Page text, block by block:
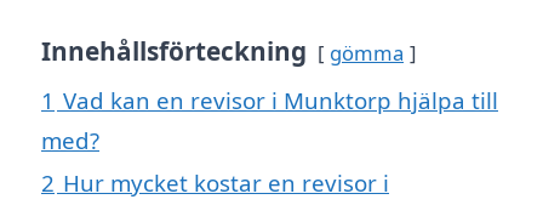
Innehållsförteckning gömma
1 Vad kan en revisor i Munktorp hjälpa till
med?
2 Hur mycket kostar en revisor i